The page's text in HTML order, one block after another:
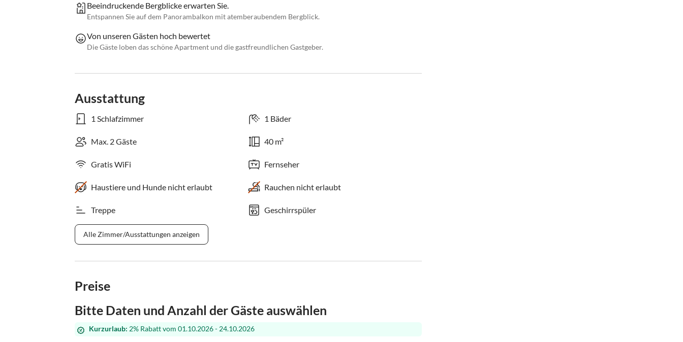
Beeindruckende Bergblicke erwarten Sie.
Entspannen Sie auf dem Panorambalkon mit atemberaubendem Bergblick.
Von unseren Gästen hoch bewertet
Die Gäste loben das schöne Apartment und die gastfreundlichen Gastgeber.
Ausstattung
1 Schlafzimmer 1 Bäder
Max. 2 Gäste 40 m²
Gratis WiFi Fernseher
Haustiere und Hunde nicht erlaubt Rauchen nicht erlaubt
Treppe Geschirrspüler
Alle Zimmer/Ausstattungen anzeigen
Preise
Bitte Daten und Anzahl der Gäste auswählen
Kurzurlaub: 2% Rabatt vom 01.10.2026 - 24.10.2026